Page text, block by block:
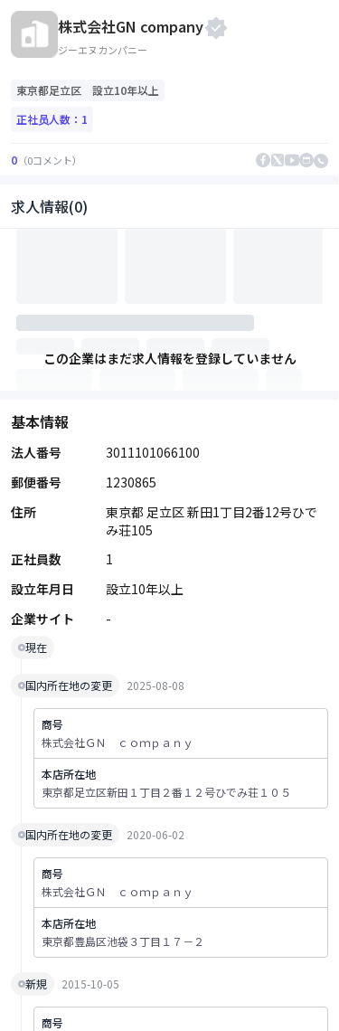
株式会社GN company
ジーエヌカンパニー
東京都足立区
設立10年以上
正社员人数： 1
0 （0コメント）
求人情報(0)
この企業はまだ求人情報を登録していません
基本情報
法人番号
3011101066100
郵便番号
1230865
住所
東京都 足立区 新田1丁目2番12号ひで
み荘105
正社員数
1
設立年月日
設立10年以上
企業サイト
-
現在
国内所在地の変更 2025-08-08
商号
株式会社ＧＮ ｃｏｍｐａｎｙ
本店所在地
東京都足立区新田１丁目２番１２号ひでみ荘１０５
国内所在地の変更 2020-06-02
商号
株式会社ＧＮ ｃｏｍｐａｎｙ
本店所在地
東京都豊島区池袋３丁目１７－２
新規 2015-10-05
商号